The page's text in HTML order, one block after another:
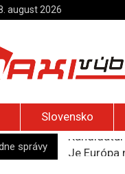
august 2026
Slovensko
správy
Je